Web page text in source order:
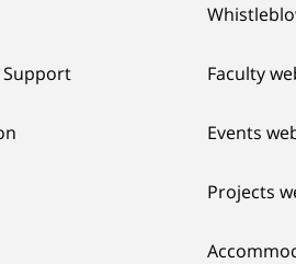
Support Faculty
Events
Projects